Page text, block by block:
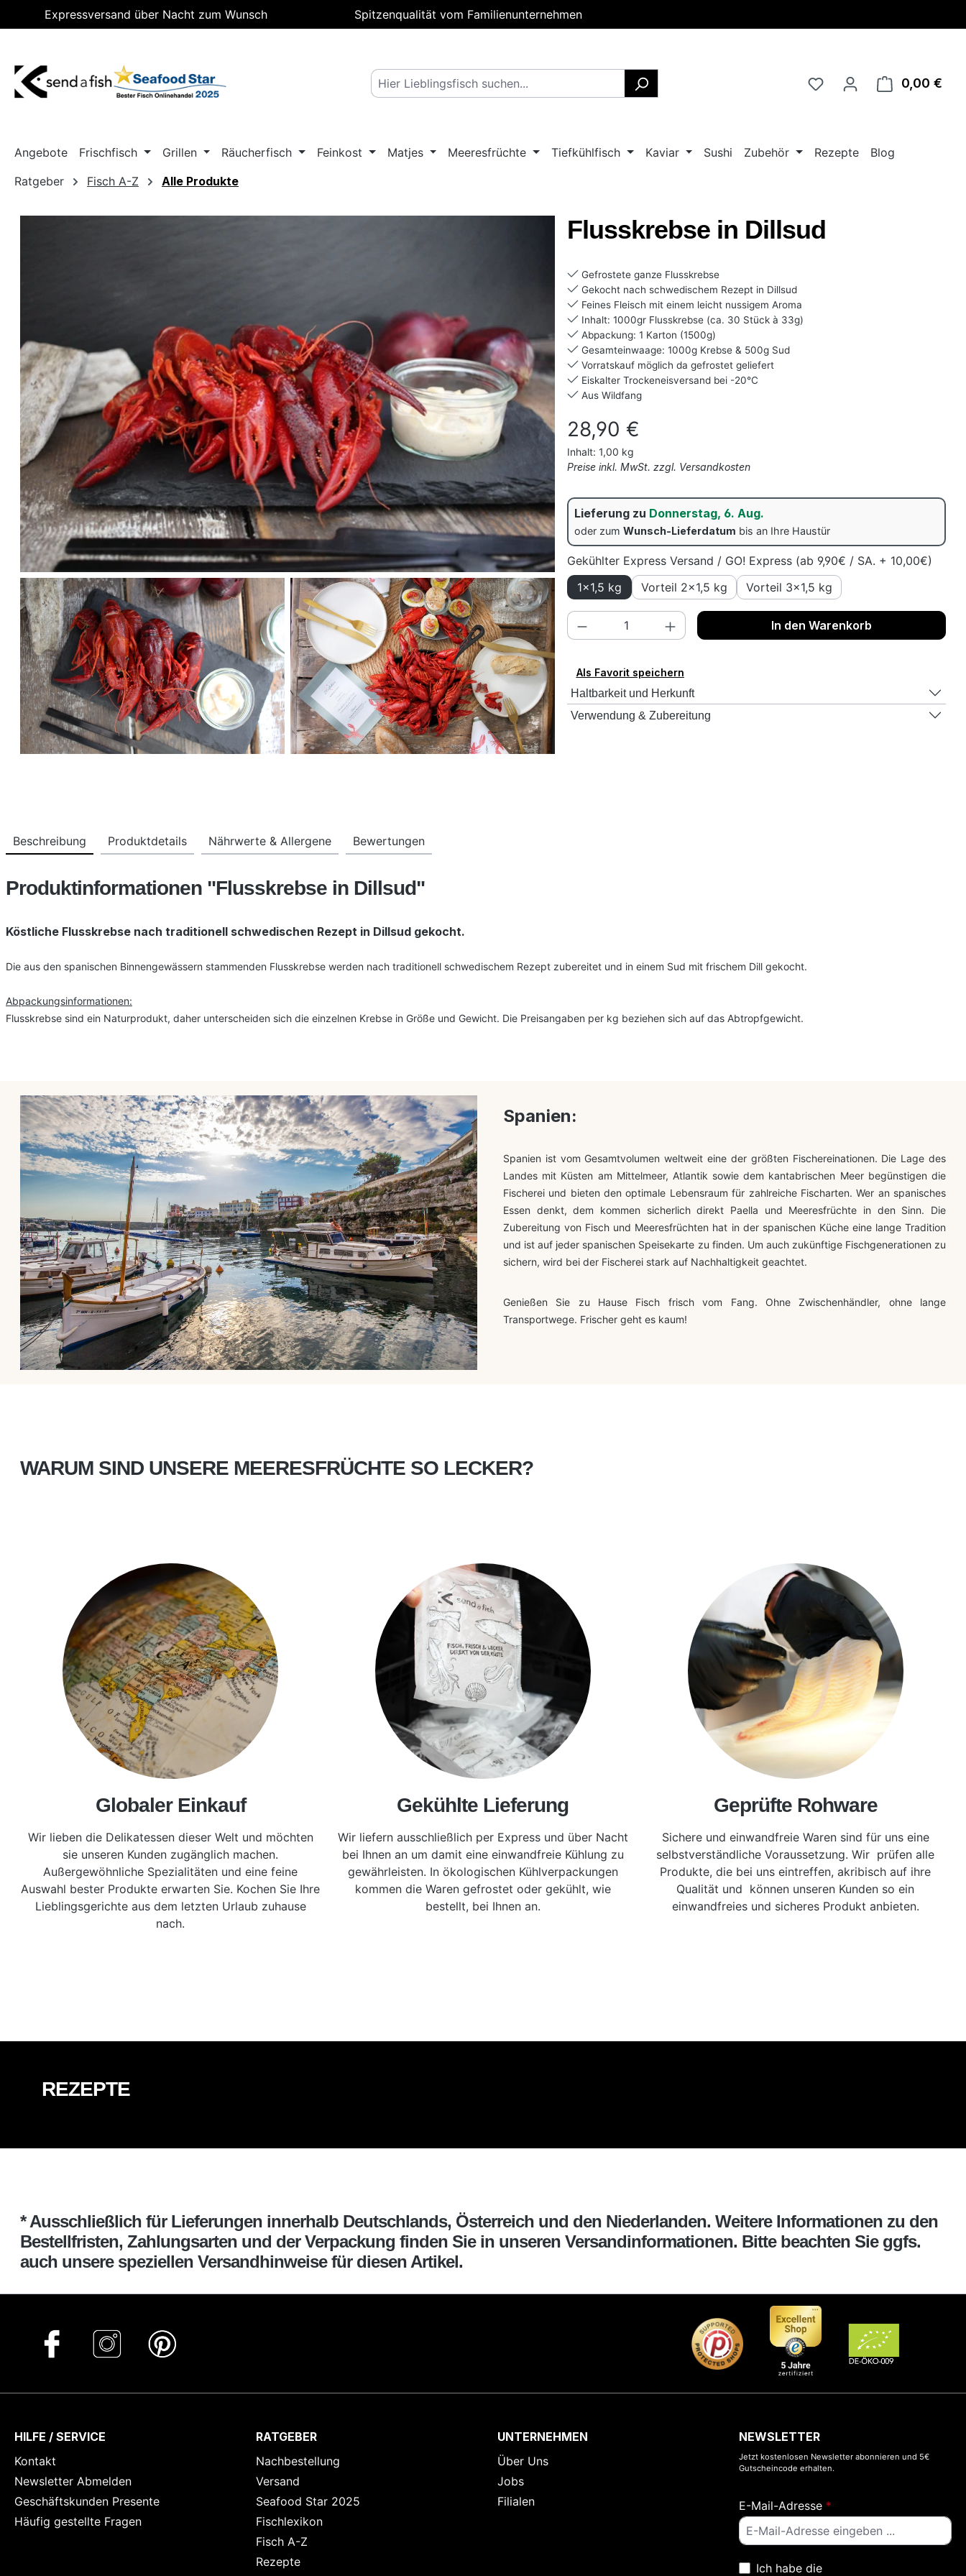
Hauptinhalt springen
Zur Suche springen
Zur Hauptnavigation springen
Expressversand über Nacht zum Wunsch
Spitzenqualität vom Familienunternehmen
0,00 €
Angebote Frischfisch Grillen Räucherfisch Feinkost Matjes Meeresfrüchte Tiefkühlfisch Kaviar Sushi Zubehör Rezepte
Blog
Ratgeber
Fisch A-Z Alle Produkte
Flusskrebse in Dillsud
Gefrostete ganze Flusskrebse
Gekocht nach schwedischem Rezept in Dillsud
Feines Fleisch mit einem leicht nussigem Aroma
Inhalt: 1000gr Flusskrebse (ca. 30 Stück à 33g)
Abpackung: 1 Karton (1500g)
Gesamteinwaage: 1000g Krebse & 500g Sud
Vorratskauf möglich da gefrostet geliefert
Eiskalter Trockeneisversand bei -20°C
Aus Wildfang
Regulärer Preis:
28,90 €
Inhalt: 1,00 kg
Preise inkl. MwSt. zzgl. Versandkosten
Lieferung zu Donnerstag, 6. Aug.
oder zum Wunsch-Lieferdatum bis an Ihre Haustür
Gekühlter Express Versand / GO! Express (ab 9,90€ / SA. + 10,00€)
1x1,5 kg
Vorteil 2x1,5 kg Vorteil 3x1,5 kg
Produkt Anzahl: Gib den gewünschten Wert
In den Warenkorb
Als Favorit speichern
Haltbarkeit und Herkunft
Verwendung & Zubereitung
Beschreibung Produktdetails Nährwerte & Allergene Bewertungen
Produktinformationen "Flusskrebse in Dillsud"
Köstliche Flusskrebse nach traditionell schwedischen Rezept in Dillsud gekocht.
Die aus den spanischen Binnengewässern stammenden Flusskrebse werden nach traditionell schwedischem Rezept zubereitet und in einem Sud mit frischem Dill gekocht.
Abpackungsinformationen:
Flusskrebse sind ein Naturprodukt, daher unterscheiden sich die einzelnen Krebse in Größe und Gewicht. Die Preisangaben per kg beziehen sich auf das Abtropfgewicht.
Spanien:
Spanien ist vom Gesamtvolumen weltweit eine der größten Fischereinationen. Die Lage des
Landes mit Küsten am Mittelmeer, Atlantik sowie dem kantabrischen Meer begünstigen die
Fischerei und bieten den optimale Lebensraum für zahlreiche Fischarten. Wer an spanisches
Essen denkt, dem kommen sicherlich direkt Paella und Meeresfrüchte in den Sinn. Die
Zubereitung von Fisch und Meeresfrüchten hat in der spanischen Küche eine lange Tradition
und ist auf jeder spanischen Speisekarte zu finden. Um auch zukünftige Fischgenerationen zu
sichern, wird bei der Fischerei stark auf Nachhaltigkeit geachtet.
Genießen Sie zu Hause Fisch frisch vom Fang. Ohne Zwischenhändler, ohne lange
Transportwege. Frischer geht es kaum!
WARUM SIND UNSERE MEERESFRÜCHTE SO LECKER?
Globaler Einkauf
Wir lieben die Delikatessen dieser Welt und möchten
sie unseren Kunden zugänglich machen.
Außergewöhnliche Spezialitäten und eine feine
Auswahl bester Produkteerwarten Sie. Kochen Sie Ihre
Lieblingsgerichte aus dem letzten Urlaub zuhause
nach.
Gekühlte Lieferung
Wir liefern ausschließlich per Express und über Nacht
bei Ihnen an um damit eine einwandfreie Kühlung zu
gewährleisten. In ökologischen Kühlverpackungen
kommen die Waren gefrostet oder gekühlt, wie
bestellt, bei Ihnen an.
Geprüfte Rohware
Sichere und einwandfreie Waren sind für uns eine
selbstverständliche Voraussetzung. Wir prüfen alle
Produkte, die bei uns eintreffen, akribisch auf ihre
Qualität und können unseren Kunden so ein
einwandfreies und sicheres Produkt anbieten.
REZEPTE
* Ausschließlich für Lieferungen innerhalb Deutschlands, Österreich und den Niederlanden. Weitere Informationen zu den
Bestellfristen, Zahlungsarten und der Verpackung finden Sie in unseren Versandinformationen. Bitte beachten Sie ggfs.
auch unsere speziellen Versandhinweise für diesen Artikel.
HILFE / SERVICE
Kontakt
Newsletter Abmelden
Geschäftskunden Presente
Häufig gestellte Fragen
RATGEBER
Nachbestellung
Versand
Seafood Star 2025
Fischlexikon
Fisch A-Z
Rezepte
UNTERNEHMEN
Über Uns
Jobs
Filialen
NEWSLETTER
Jetzt kostenlosen Newsletter abonnieren und 5€
Gutscheincode erhalten.
E-Mail-Adresse *
Ich habe die